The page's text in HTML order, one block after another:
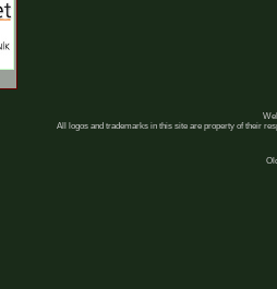
All logos and trademarks in this site are property of their